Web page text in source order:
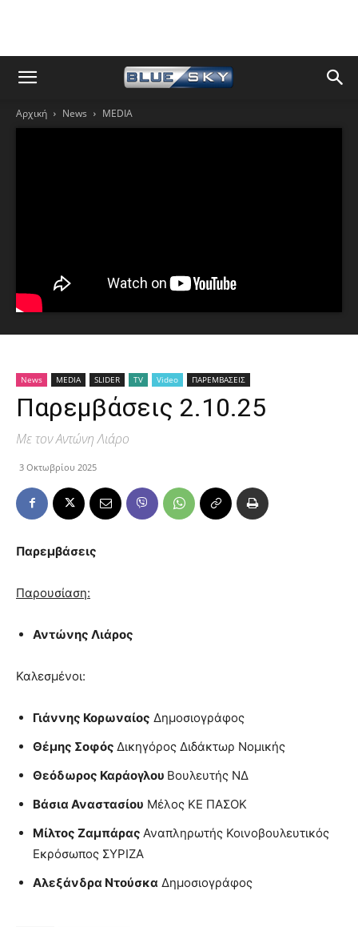
Αρχική News MEDIA
News MEDIA SLIDER TV Video ΠΑΡΕΜΒΑΣΕΙΣ
Παρεμβάσεις 2.10.25
Με τον Αντώνη Λιάρο
3 Οκτωβρίου 2025
Παρεμβάσεις
Παρουσίαση:
Αντώνης Λιάρος
Καλεσμένοι:
Γιάννης Κορωναίος Δημοσιογράφος
Θέμης Σοφός Δικηγόρος Διδάκτωρ Νομικής
Θεόδωρος Καράογλου Βουλευτής ΝΔ
Βάσια Αναστασίου Μέλος ΚΕ ΠΑΣΟΚ
Μίλτος Ζαμπάρας Αναπληρωτής Κοινοβουλευτικός
Εκρόσωπος ΣΥΡΙΖΑ
Αλεξάνδρα Ντούσκα Δημοσιογράφος